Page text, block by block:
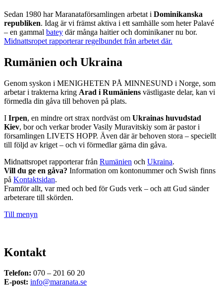
Sedan 1980 har Maranataförsamlingen arbetat i Dominikanska
republiken. Idag är vi främst aktiva i ett samhälle som heter Palavé
– en gammal batey där många haitier och dominikaner nu bor.
Midnattsropet rapporterar regelbundet från arbetet där.
Rumänien och Ukraina
Genom syskon i MENIGHETEN PÅ MINNESUND i Norge, som
arbetar i trakterna kring Arad i Rumäniens västligaste delar, kan vi
förmedla din gåva till behoven på plats.
I Irpen, en mindre ort strax nordväst om Ukrainas huvudstad
Kiev, bor och verkar broder Vasily Muravitskiy som är pastor i
församlingen LIVETS HOPP. Även där är behoven stora – speciellt
till följd av kriget – och vi förmedlar gärna din gåva.
Midnattsropet rapporterar från Rumänien och Ukraina.
Vill du ge en gåva? Information om kontonummer och Swish finns
på Kontaktsidan.
Framför allt, var med och bed för Guds verk – och att Gud sänder
arbeterare till skörden.
Till menyn
Kontakt
Telefon: 070 – 201 60 20
E-post: info@maranata.se